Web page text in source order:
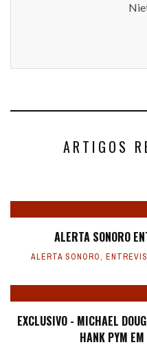
ARTIGOS
ALERTA SONORO
ALERTA SONORO,
EXCLUSIVO - MICHAEL
HANK PYM